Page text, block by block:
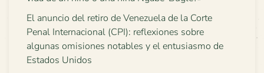
El anuncio del retiro de Venezuela de la Corte
Penal Internacional (CPI): reflexiones sobre
algunas omisiones notables y el entusiasmo de
Estados Unidos